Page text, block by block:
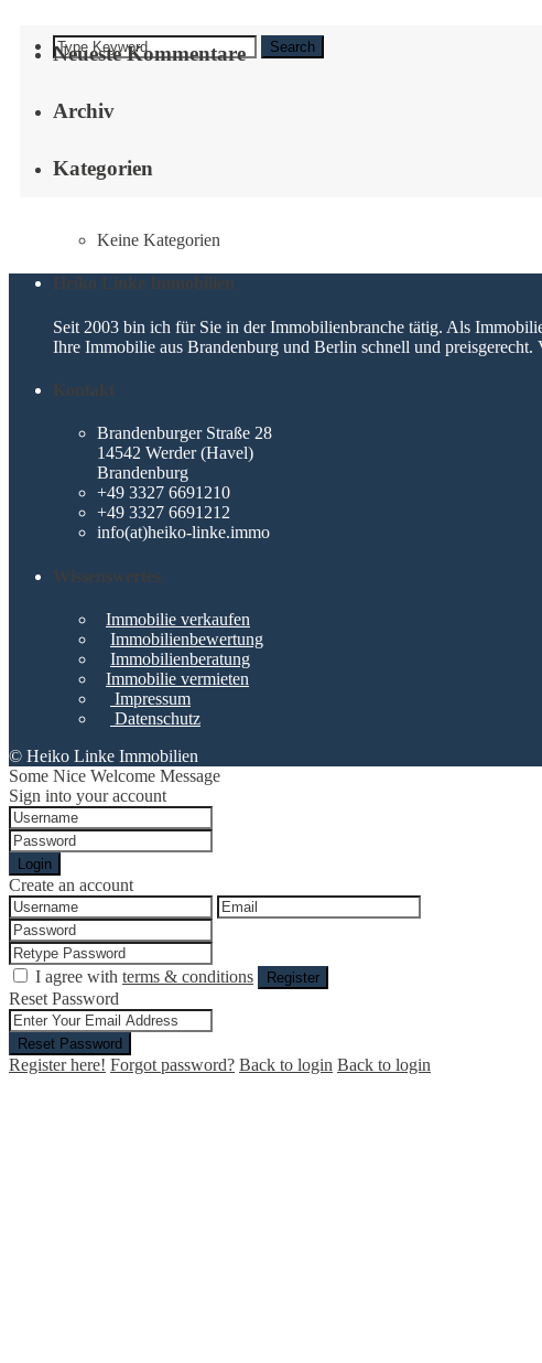
Search
Neueste Kommentare
Archiv
Kategorien
Keine Kategorien
Heiko Linke Immobilien
Seit 2003 bin ich für Sie in der Immobilienbranche tätig. Als
Ihre Immobilie aus Brandenburg und Berlin schnell und preisgerecht.
Kontakt
Brandenburger Straße 28
14542 Werder (Havel)
Brandenburg
+49 3327 6691210
+49 3327 6691212
info(at)heiko-linke.immo
Wissenswertes
Immobilie verkaufen
Immobilienbewertung
Immobilienberatung
Immobilie vermieten
Impressum
Datenschutz
© Heiko Linke Immobilien
Some Nice Welcome Message
Sign into your account
Login
Create an account
I agree with terms & conditions Register
Reset Password
Reset Password
Register here! Forgot password? Back to login Back to login